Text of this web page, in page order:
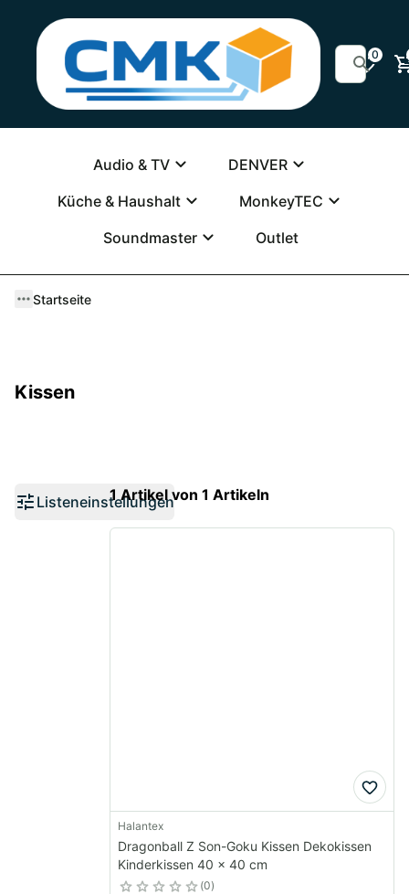
0
Audio & TV
DENVER
Küche & Haushalt
MonkeyTEC
Soundmaster
Outlet
Startseite
Kissen
Listeneinstellungen1 Artikel von 1 Artikeln
Halantex
Dragonball Z Son-Goku Kissen Dekokissen
Kinderkissen 40 x 40 cm
0